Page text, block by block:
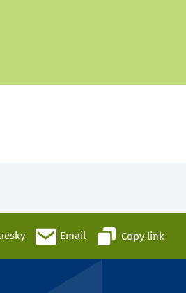
Email Copy link